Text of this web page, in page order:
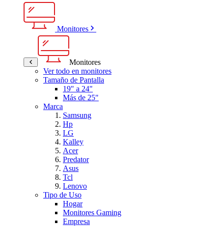
Monitores
Monitores
Ver todo en monitores
Tamaño de Pantalla
19" a 24"
Más de 25"
Marca
Samsung
Hp
LG
Kalley
Acer
Predator
Asus
Tcl
Lenovo
Tipo de Uso
Hogar
Monitores Gaming
Empresa